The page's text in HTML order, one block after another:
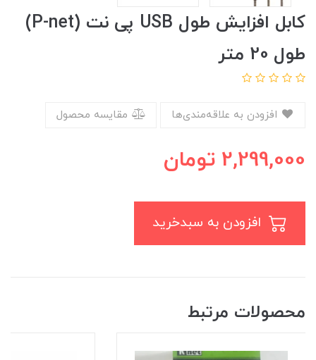
کابل افزایش طول USB پی نت (P-net)
طول 20 متر
مقایسه محصول
2,299,000 تومان
محصولات مرتبط